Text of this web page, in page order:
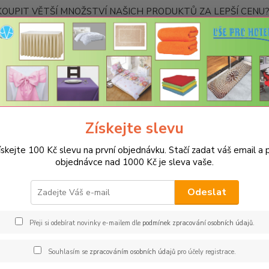
VĚTŠÍ MNOŽSTVÍ NAŠICH PRODUKTŮ ZA LEPŠÍ
Kontakty
Hledat
RAUTOVÉ SUKNĚ RODOS Rautová sukně Rodos 73x100cm
sukně Rodos-výška 73cm,
po
Získejte slevu
100 Kč slevu na první objednávku. Stačí zadat váš email a
objednávce nad 1000 Kč je sleva vaše.
Odeslat
Přeji si odebírat novinky e-mailem dle podmínek zpracování osobních údajů.
Souhlasím se zpracováním osobních údajůpro účely registrace.